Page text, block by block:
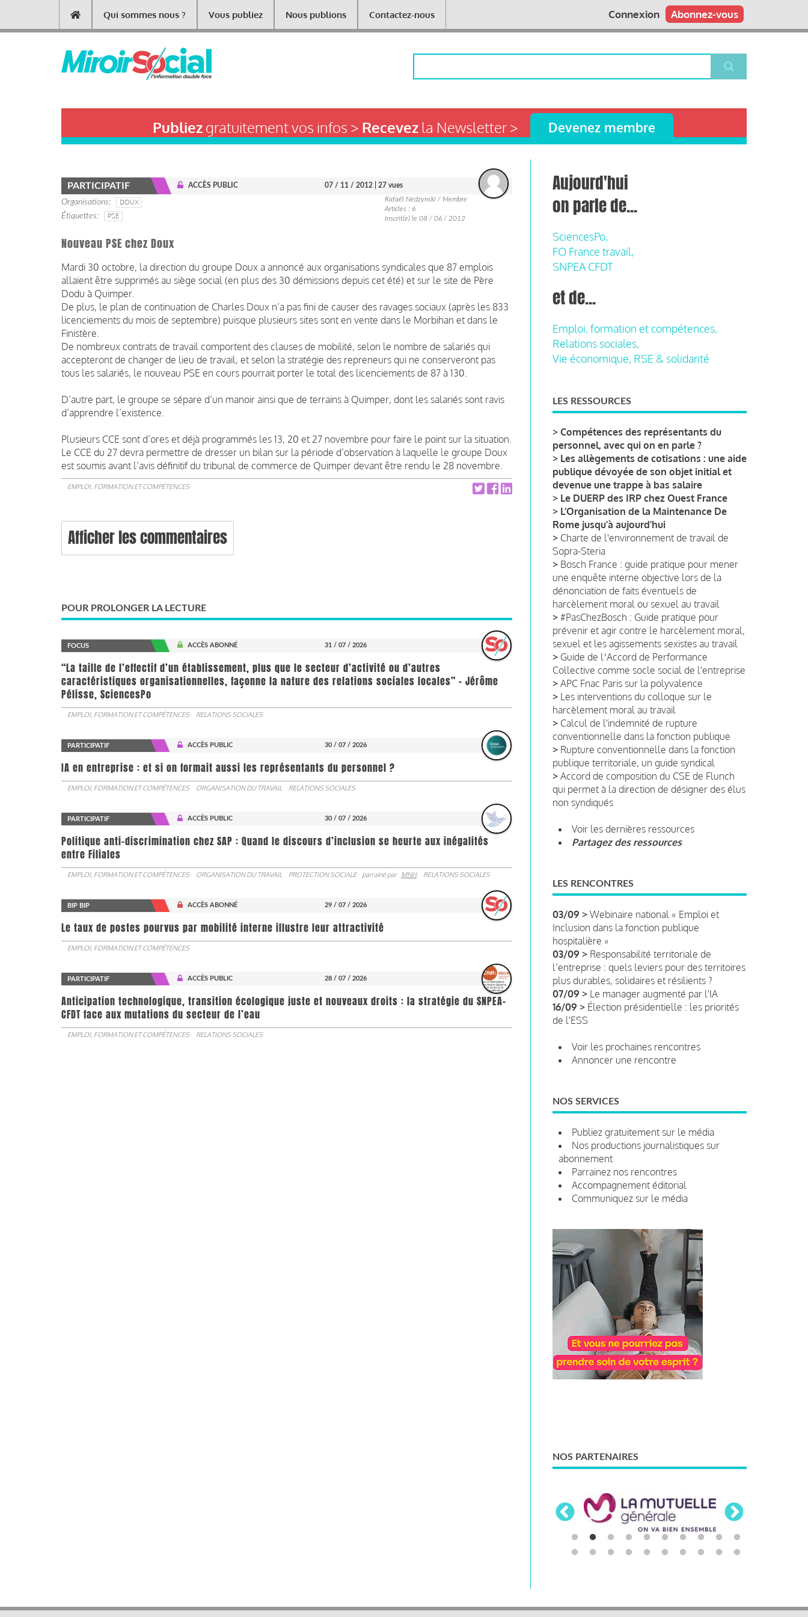
contenu
Main
navigation
Qui sommes nous ? Vous publiez Nous publions Contactez-nous Abonnez-vous
Connexion
Publiezgratuitement vos infos > Recevezla Newsletter > Devenez membre
PARTICIPATIF ACCÈS PUBLIC 07 / 11 / 2012 | 27 vues
Organisations
DOUX
Étiquettes
PSE
Rafaël Nedzynski / Membre
Articles : 6
Inscrit(e) le 08 / 06 / 2012
Nouveau PSE chez Doux
Mardi 30 octobre, la direction du groupe Doux a annoncé aux organisations syndicales que 87 emplois
allaient être supprimés au siège social (en plus des 30 démissions depuis cet été) et sur le site de Père
Dodu à Quimper.
De plus, le plan de continuation de Charles Doux n’a pas fini de causer des ravages sociaux (après les 833
licenciements du mois de septembre) puisque plusieurs sites sont en vente dans le Morbihan et dans le
Finistère.
De nombreux contrats de travail comportent des clauses de mobilité, selon le nombre de salariés qui
accepteront de changer de lieu de travail, et selon la stratégie des repreneurs qui ne conserveront pas
tous les salariés, le nouveau PSE en cours pourrait porter le total des licenciements de 87 à 130.
D’autre part, le groupe se sépare d’un manoir ainsi que de terrains à Quimper, dont les salariés sont ravis
d’apprendre l’existence.
Plusieurs CCE sont d’ores et déjà programmés les 13, 20 et 27 novembre pour faire le point sur la situation.
Le CCE du 27 devra permettre de dresser un bilan sur la période d’observation à laquelle le groupe Doux
est soumis avant l’avis définitif du tribunal de commerce de Quimper devant être rendu le 28 novembre.
EMPLOI, FORMATION ET COMPÉTENCES
Afficher les commentaires
POUR PROLONGER LA LECTURE
FOCUS ACCÈS ABONNÉ 31 / 07 / 2026
“La taille de l’effectif d’un établissement, plus que le secteur d’activité ou d’autres
caractéristiques organisationnelles, façonne la nature des relations sociales locales” - Jérôme
Pélisse, SciencesPo
EMPLOI, FORMATION ET COMPÉTENCES RELATIONS SOCIALES
PARTICIPATIF ACCÈS PUBLIC 30 / 07 / 2026
IA en entreprise : et si on formait aussi les représentants du personnel ?
EMPLOI, FORMATION ET COMPÉTENCES ORGANISATION DU TRAVAIL RELATIONS SOCIALES
PARTICIPATIF ACCÈS PUBLIC 30 / 07 / 2026
Politique anti-discrimination chez SAP : Quand le discours d’inclusion se heurte aux inégalités
entre Filiales
EMPLOI, FORMATION ET COMPÉTENCES ORGANISATION DU TRAVAIL PROTECTION SOCIALE parrainé par MNH RELATIONS SOCIALES
BIP BIP ACCÈS ABONNÉ 29 / 07 / 2026
Le taux de postes pourvus par mobilité interne illustre leur attractivité
EMPLOI, FORMATION ET COMPÉTENCES
PARTICIPATIF ACCÈS PUBLIC 28 / 07 / 2026
Anticipation technologique, transition écologique juste et nouveaux droits : la stratégie du SNPEA-
CFDT face aux mutations du secteur de l’eau
EMPLOI, FORMATION ET COMPÉTENCES RELATIONS SOCIALES
Aujourd'hui
on parle de...
SciencesPo,
FO France travail,
SNPEA CFDT
et de...
Emploi, formation et compétences,
Relations sociales,
Vie économique, RSE & solidarité
LES RESSOURCES
> Compétences des représentants du
personnel, avec qui on en parle ?
> Les allègements de cotisations : une aide
publique dévoyée de son objet initial et
devenue une trappe à bas salaire
> Le DUERP des IRP chez Ouest France
> L’Organisation de la Maintenance De
Rome jusqu’à aujourd’hui
> Charte de l'environnement de travail de
Sopra-Steria
> Bosch France : guide pratique pour mener
une enquête interne objective lors de la
dénonciation de faits éventuels de
harcèlement moral ou sexuel au travail
> #PasChezBosch : Guide pratique pour
prévenir et agir contre le harcèlement moral,
sexuel et les agissements sexistes au travail
> Guide de lʼAccord de Performance
Collective comme socle social de l'entreprise
> APC Fnac Paris sur la polyvalence
> Les interventions du colloque sur le
harcèlement moral au travail
> Calcul de l'indemnité de rupture
conventionnelle dans la fonction publique
> Rupture conventionnelle dans la fonction
publique territoriale, un guide syndical
> Accord de composition du CSE de Flunch
qui permet à la direction de désigner des élus
non syndiqués
Voir les dernières ressources
Partagez des ressources
LES RENCONTRES
03/09 > Webinaire national « Emploi et
Inclusion dans la fonction publique
hospitalière »
03/09 > Responsabilité territoriale de
l’entreprise : quels leviers pour des territoires
plus durables, solidaires et résilients ?
07/09 > Le manager augmenté par l'IA
16/09 > Élection présidentielle : les priorités
de l'ESS
Voir les prochaines rencontres
Annoncer une rencontre
NOS SERVICES
Publiez gratuitement sur le média
Nos productions journalistiques sur
abonnement
Parrainez nos rencontres
Accompagnement éditorial
Communiquez sur le média
NOS PARTENAIRES